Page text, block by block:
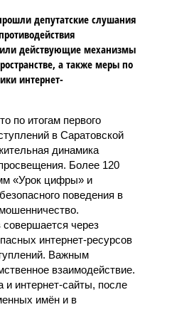
депутатские слушания
действующие механизмы
а также меры по
интернет-
по итогам первого
в Саратовской
динамика
Более 120
«Урок цифры» и
поведения в
через
интернет-ресурсов
Важным
взаимодействие.
интернет-сайты, после
имён и в